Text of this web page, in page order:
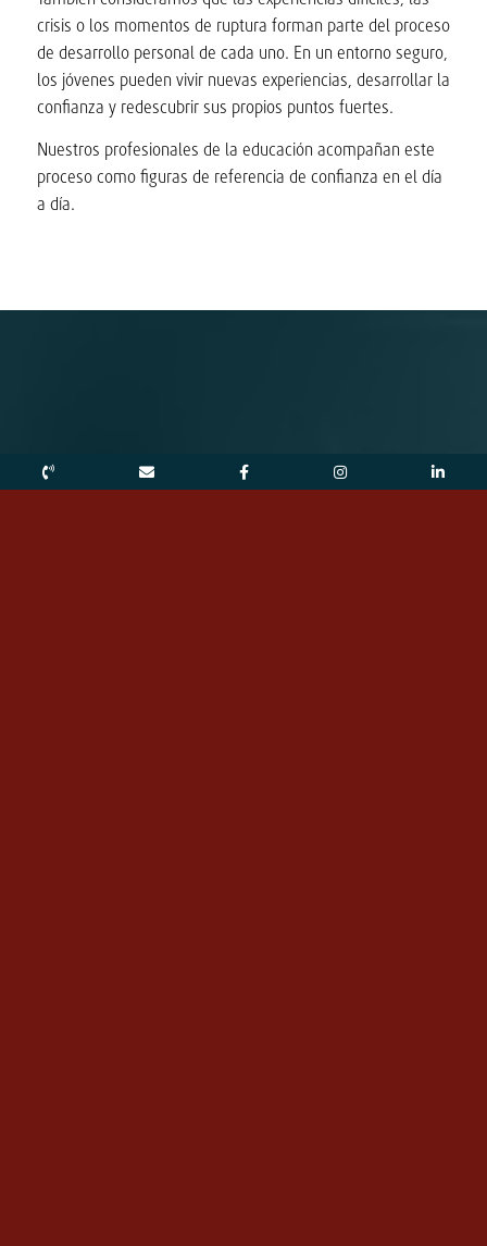
crisis o los momentos de ruptura forman parte del proceso
de desarrollo personal de cada uno. En un entorno seguro,
los jóvenes pueden vivir nuevas experiencias, desarrollar la
confianza y redescubrir sus propios puntos fuertes.
Nuestros profesionales de la educación acompañan este
proceso como figuras de referencia de confianza en el día
a día.